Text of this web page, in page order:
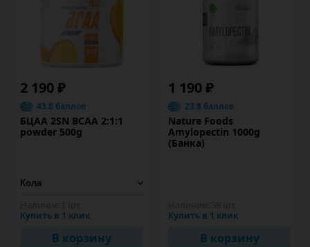
2 190 ₽
43.8 баллов
БЦАА 2SN BCAA 2:1:1
powder 500g
Купить в 1 клик
В корзину
1 190 ₽
23.8 баллов
Nature Foods
Amylopectin 1000g
(Банка)
Купить в 1 клик
В корзину